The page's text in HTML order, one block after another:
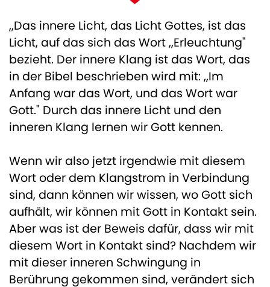
,,Das innere Licht, das Licht Gottes, ist das
Licht, auf das sich das Wort ,,Erleuchtung"
bezieht. Der innere Klang ist das Wort, das
in der Bibel beschrieben wird mit: ,,Im
Anfang war das Wort, und das Wort war
Gott." Durch das innere Licht und den
inneren Klang lernen wir Gott kennen.
Wenn wir also jetzt irgendwie mit diesem
Wort oder dem Klangstrom in Verbindung
sind, dann können wir wissen, wo Gott sich
aufhält, wir können mit Gott in Kontakt sein.
Aber was ist der Beweis dafür, dass wir mit
diesem Wort in Kontakt sind? Nachdem wir
mit dieser inneren Schwingung in
Berührung gekommen sind, verändert sich